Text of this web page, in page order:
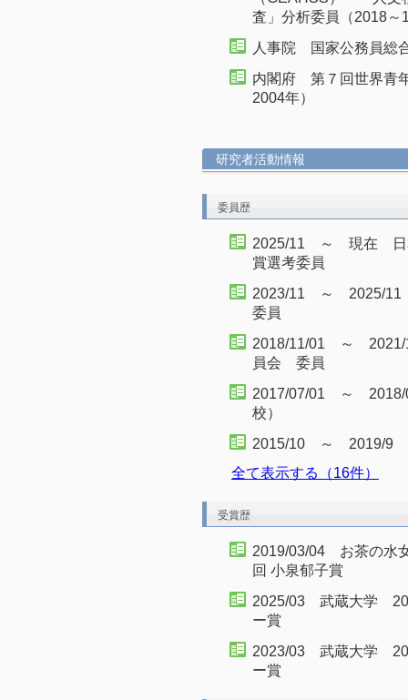
査」分析委員（2018～
人事院 国家公務員総
内閣府 第７回世界青
2004年）
研究者活動情報
委員歴
2025/11 ～ 現在 日
賞選考委員
2023/11 ～ 2025/
委員
2018/11/01 ～ 2021/
員会 委員
2017/07/01 ～ 2018/
校）
2015/10 ～ 2019/9
全て表示する（16件）
受賞歴
2019/03/04 お茶の水
回 小泉郁子賞
2025/03 武蔵大学
ー賞
2023/03 武蔵大学
ー賞